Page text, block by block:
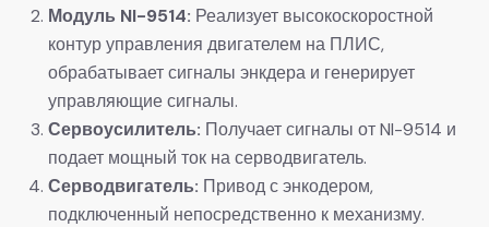
​Модуль NI-9514:​ ​ Реализует высокоскоростной
контур управления двигателем на ПЛИС,
обрабатывает сигналы энкдера и генерирует
управляющие сигналы.
​Сервоусилитель:​ ​ Получает сигналы от NI-9514 и
подает мощный ток на серводвигатель.
​Серводвигатель:​ ​ Привод с энкодером,
подключенный непосредственно к механизму.